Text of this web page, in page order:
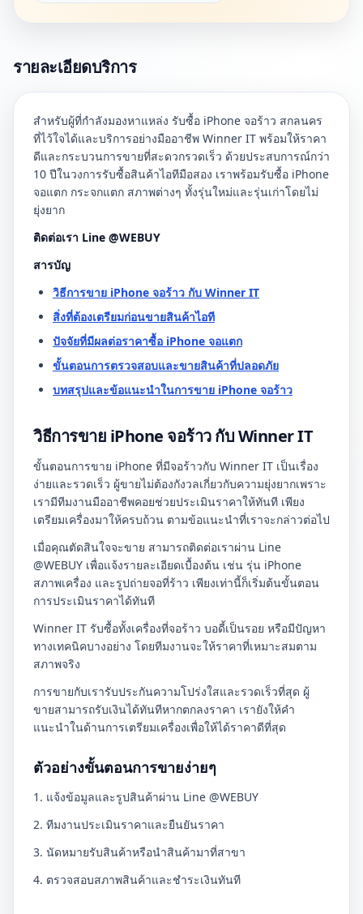
รายละเอียดบริการ
สำหรับผู้ที่กำลังมองหาแหล่ง รับซื้อ iPhone จอร้าว สกลนคร
ที่ไว้ใจได้และบริการอย่างมืออาชีพ Winner IT พร้อมให้ราคา
ดีและกระบวนการขายที่สะดวกรวดเร็ว ด้วยประสบการณ์กว่า
10 ปีในวงการรับซื้อสินค้าไอทีมือสอง เราพร้อมรับซื้อ iPhone
จอแตก กระจกแตก สภาพต่างๆ ทั้งรุ่นใหม่และรุ่นเก่าโดยไม่
ยุ่งยาก
ติดต่อเรา Line @WEBUY
สารบัญ
วิธีการขาย iPhone จอร้าว กับ Winner IT
สิ่งที่ต้องเตรียมก่อนขายสินค้าไอที
ปัจจัยที่มีผลต่อราคาซื้อ iPhone จอแตก
ขั้นตอนการตรวจสอบและขายสินค้าที่ปลอดภัย
บทสรุปและข้อแนะนำในการขาย iPhone จอร้าว
วิธีการขาย iPhone จอร้าว กับ Winner IT
ขั้นตอนการขาย iPhone ที่มีจอร้าวกับ Winner IT เป็นเรื่อง
ง่ายและรวดเร็ว ผู้ขายไม่ต้องกังวลเกี่ยวกับความยุ่งยากเพราะ
เรามีทีมงานมืออาชีพคอยช่วยประเมินราคาให้ทันที เพียง
เตรียมเครื่องมาให้ครบถ้วน ตามข้อแนะนำที่เราจะกล่าวต่อไป
เมื่อคุณตัดสินใจจะขาย สามารถติดต่อเราผ่าน Line
@WEBUY เพื่อแจ้งรายละเอียดเบื้องต้น เช่น รุ่น iPhone
สภาพเครื่อง และรูปถ่ายจอที่ร้าว เพียงเท่านี้ก็เริ่มต้นขั้นตอน
การประเมินราคาได้ทันที
Winner IT รับซื้อทั้งเครื่องที่จอร้าว บอดี้เป็นรอย หรือมีปัญหา
ทางเทคนิคบางอย่าง โดยทีมงานจะให้ราคาที่เหมาะสมตาม
สภาพจริง
การขายกับเรารับประกันความโปร่งใสและรวดเร็วที่สุด ผู้
ขายสามารถรับเงินได้ทันทีหากตกลงราคา เรายังให้คำ
แนะนำในด้านการเตรียมเครื่องเพื่อให้ได้ราคาดีที่สุด
ตัวอย่างขั้นตอนการขายง่ายๆ
1. แจ้งข้อมูลและรูปสินค้าผ่าน Line @WEBUY
2. ทีมงานประเมินราคาและยืนยันราคา
3. นัดหมายรับสินค้าหรือนำสินค้ามาที่สาขา
4. ตรวจสอบสภาพสินค้าและชำระเงินทันที